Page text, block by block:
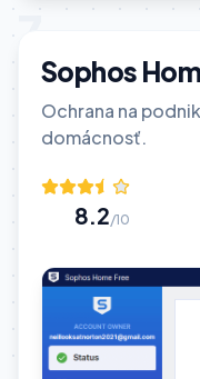
7
Sophos
Ochrana na
domácnosť.
8.2/10